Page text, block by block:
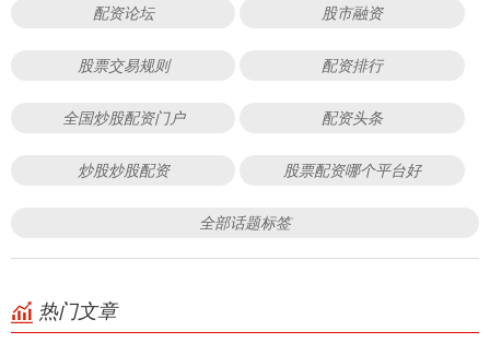
配资论坛 股市融资
股票交易规则 配资排行
全国炒股配资门户 配资头条
炒股炒股配资 股票配资哪个平台好
全部话题标签
热门文章